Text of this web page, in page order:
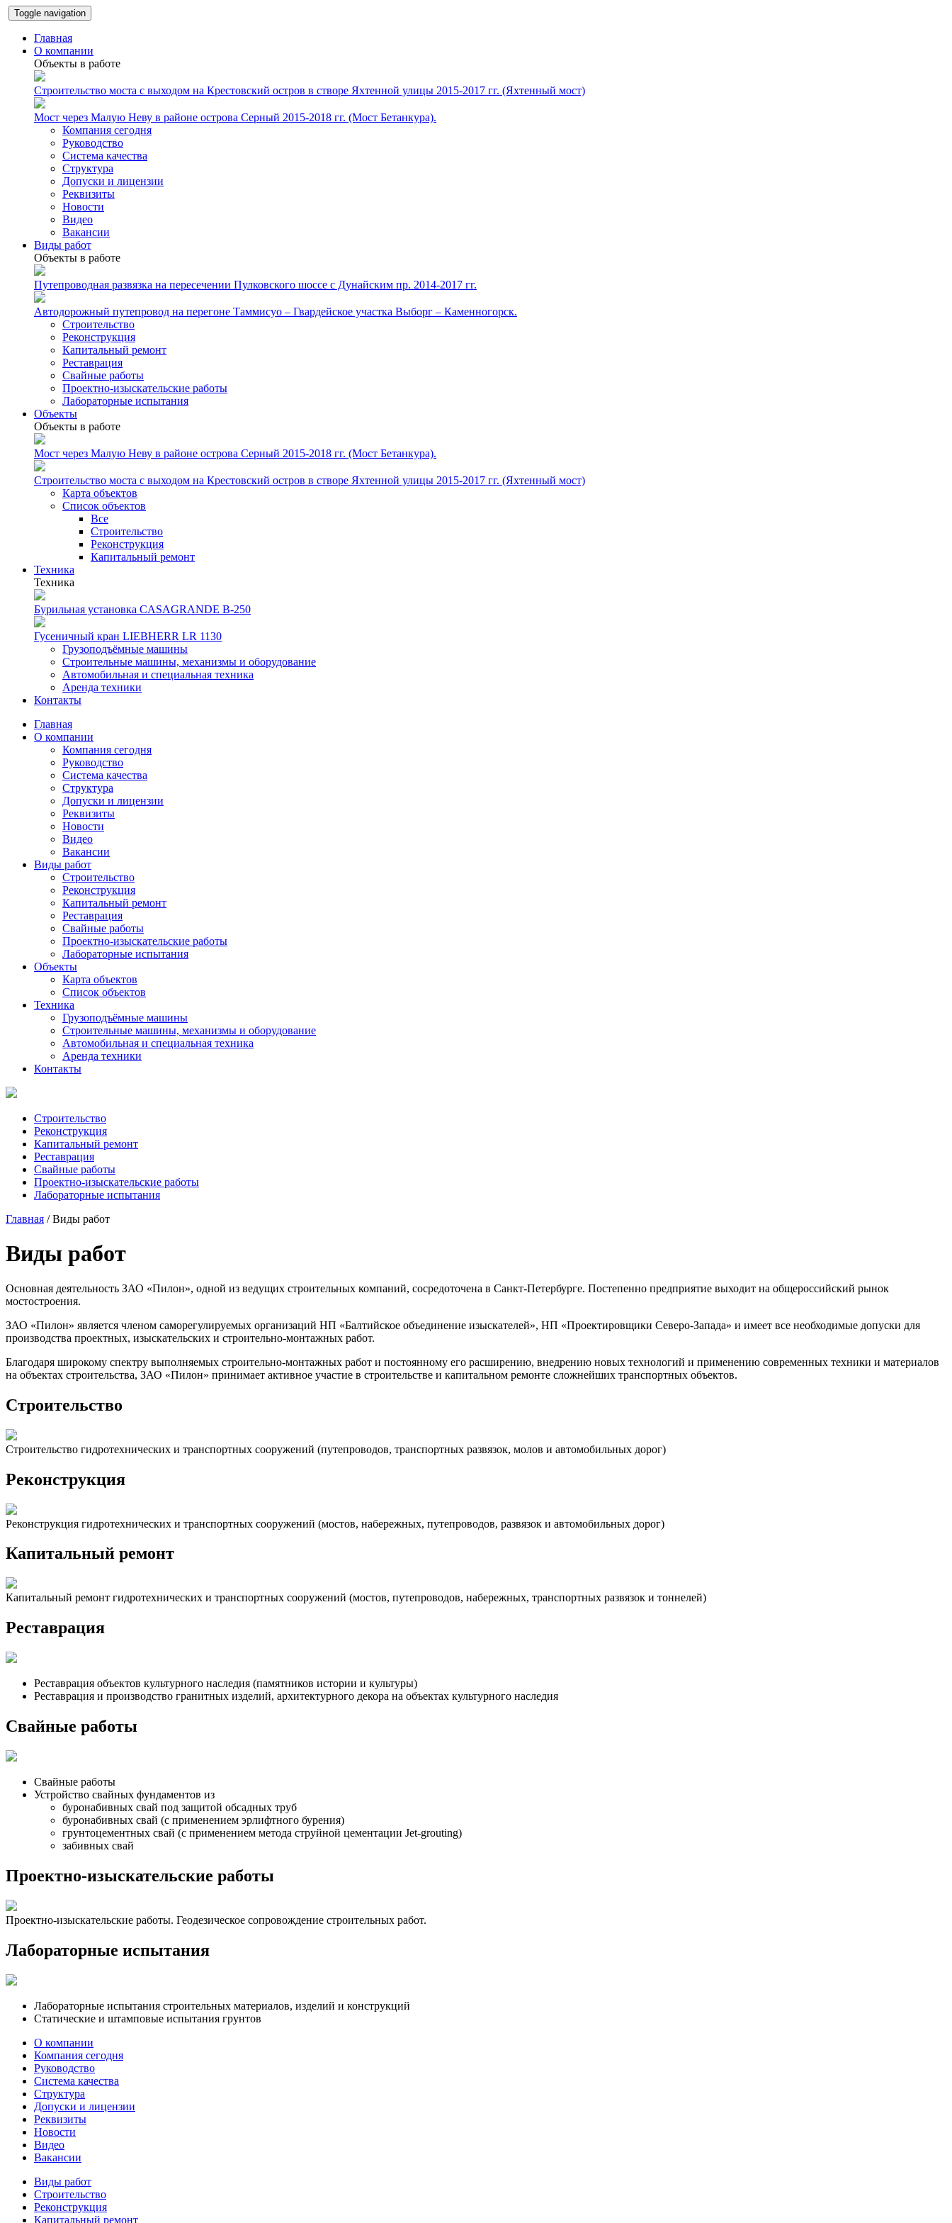
Toggle navigation
Главная
О компании
Объекты в работе
Строительство моста с выходом на Крестовский остров в створе Яхтенной улицы 2015-2017 гг. (Яхтенный мост)
Мост через Малую Неву в районе острова Серный 2015-2018 гг. (Мост Бетанкура).
Компания сегодня
Руководство
Система качества
Структура
Допуски и лицензии
Реквизиты
Новости
Видео
Вакансии
Виды работ
Объекты в работе
Путепроводная развязка на пересечении Пулковского шоссе с Дунайским пр. 2014-2017 гг.
Автодорожный путепровод на перегоне Таммисуо – Гвардейское участка Выборг – Каменногорск.
Строительство
Реконструкция
Капитальный ремонт
Реставрация
Свайные работы
Проектно-изыскательские работы
Лабораторные испытания
Объекты
Объекты в работе
Мост через Малую Неву в районе острова Серный 2015-2018 гг. (Мост Бетанкура).
Строительство моста с выходом на Крестовский остров в створе Яхтенной улицы 2015-2017 гг. (Яхтенный мост)
Карта объектов
Список объектов
Все
Строительство
Реконструкция
Капитальный ремонт
Техника
Техника
Бурильная установка CASAGRANDE B-250
Гусеничный кран LIEBHERR LR 1130
Грузоподъёмные машины
Строительные машины, механизмы и оборудование
Автомобильная и специальная техника
Аренда техники
Контакты
Главная
О компании
Компания сегодня
Руководство
Система качества
Структура
Допуски и лицензии
Реквизиты
Новости
Видео
Вакансии
Виды работ
Строительство
Реконструкция
Капитальный ремонт
Реставрация
Свайные работы
Проектно-изыскательские работы
Лабораторные испытания
Объекты
Карта объектов
Список объектов
Техника
Грузоподъёмные машины
Строительные машины, механизмы и оборудование
Автомобильная и специальная техника
Аренда техники
Контакты
Строительство
Реконструкция
Капитальный ремонт
Реставрация
Свайные работы
Проектно-изыскательские работы
Лабораторные испытания
Главная / Виды работ
Виды работ
Основная деятельность ЗАО «Пилон», одной из ведущих строительных компаний, сосредоточена в Санкт-Петербурге. Постепенно предприятие выходит на общероссийский рынок
мостостроения.
ЗАО «Пилон» является членом саморегулируемых организаций НП «Балтийское объединение изыскателей», НП «Проектировщики Северо-Запада» и имеет все необходимые допуски для
производства проектных, изыскательских и строительно-монтажных работ.
Благодаря широкому спектру выполняемых строительно-монтажных работ и постоянному его расширению, внедрению новых технологий и применению современных техники и материалов
на объектах строительства, ЗАО «Пилон» принимает активное участие в строительстве и капитальном ремонте сложнейших транспортных объектов.
Строительство
Строительство гидротехнических и транспортных сооружений (путепроводов, транспортных развязок, молов и автомобильных дорог)
Реконструкция
Реконструкция гидротехнических и транспортных сооружений (мостов, набережных, путепроводов, развязок и автомобильных дорог)
Капитальный ремонт
Капитальный ремонт гидротехнических и транспортных сооружений (мостов, путепроводов, набережных, транспортных развязок и тоннелей)
Реставрация
Реставрация объектов культурного наследия (памятников истории и культуры)
Реставрация и производство гранитных изделий, архитектурного декора на объектах культурного наследия
Свайные работы
Свайные работы
Устройство свайных фундаментов из
буронабивных свай под защитой обсадных труб
буронабивных свай (с применением эрлифтного бурения)
грунтоцементных свай (с применением метода струйной цементации Jet-grouting)
забивных свай
Проектно-изыскательские работы
Проектно-изыскательские работы. Геодезическое сопровождение строительных работ.
Лабораторные испытания
Лабораторные испытания строительных материалов, изделий и конструкций
Статические и штамповые испытания грунтов
О компании
Компания сегодня
Руководство
Система качества
Структура
Допуски и лицензии
Реквизиты
Новости
Видео
Вакансии
Виды работ
Строительство
Реконструкция
Капитальный ремонт